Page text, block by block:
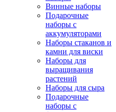
Винные наборы
Подарочные
наборы с
аккумуляторами
Наборы стаканов и
камни для виски
Наборы для
выращивания
растений
Наборы для сыра
Подарочные
наборы с